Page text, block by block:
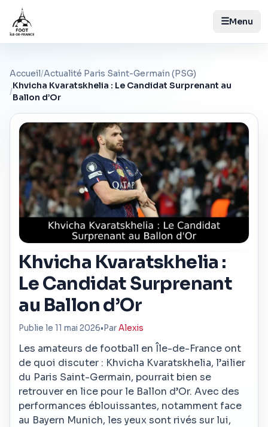
☰Menu
Accueil/Actualité Paris Saint-Germain (PSG)
/
Khvicha Kvaratskhelia : Le Candidat Surprenant au
Ballon d’Or
Khvicha Kvaratskhelia :
Le Candidat Surprenant
au Ballon d’Or
Publie le 11 mai 2026• ParAlexis
Les amateurs de football en Île-de-France ont
de quoi discuter : Khvicha Kvaratskhelia, l’ailier
du Paris Saint-Germain, pourrait bien se
retrouver en lice pour le Ballon d’Or. Avec des
performances éblouissantes, notamment face
au Bayern Munich, les yeux sont rivés sur lui,